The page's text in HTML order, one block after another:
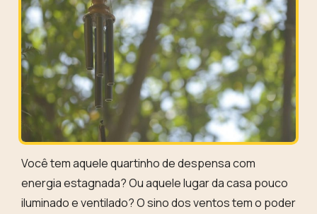
Você tem aquele quartinho de despensa com
energia estagnada? Ou aquele lugar da casa pouco
iluminado e ventilado? O sino dos ventos tem o poder